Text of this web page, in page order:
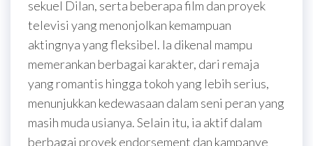
sekuel Dilan, serta beberapa film dan proyek
televisi yang menonjolkan kemampuan
aktingnya yang fleksibel. Ia dikenal mampu
memerankan berbagai karakter, dari remaja
yang romantis hingga tokoh yang lebih serius,
menunjukkan kedewasaan dalam seni peran yang
masih muda usianya. Selain itu, ia aktif dalam
berbagai proyek endorsement dan kampanye